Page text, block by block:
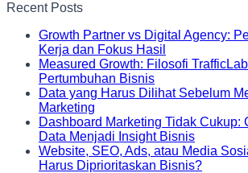
Recent Posts
Growth Partner vs Digital Agency:
Kerja dan Fokus Hasil
Measured Growth: Filosofi
Pertumbuhan Bisnis
Data yang Harus Dilihat Sebelum
Marketing
Dashboard Marketing Tidak Cukup:
Data Menjadi Insight Bisnis
Website, SEO, Ads, atau Media
Harus Diprioritaskan Bisnis?